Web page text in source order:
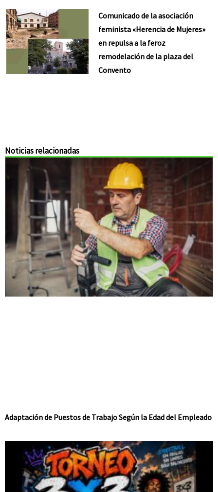
Comunicado de la asociación
feminista «Herencia de Mujeres»
en repulsa a la feroz
remodelación de la plaza del
Convento
Noticias relacionadas
Adaptación de Puestos de Trabajo Según la Edad del Empleado